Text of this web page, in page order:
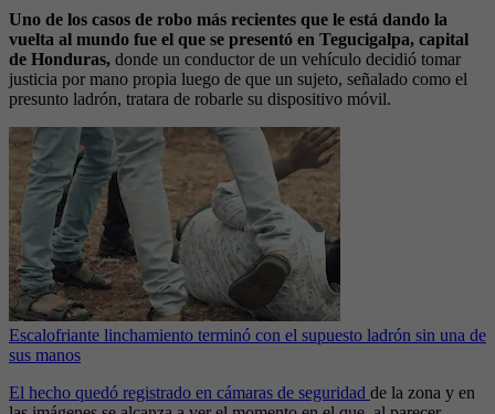
Uno de los casos de robo más recientes que le está dando la
vuelta al mundo fue el que se presentó en Tegucigalpa, capital
de Honduras, donde un conductor de un vehículo decidió tomar
justicia por mano propia luego de que un sujeto, señalado como el
presunto ladrón, tratara de robarle su dispositivo móvil.
Escalofriante linchamiento terminó con el supuesto ladrón sin una de
sus manos
El hecho quedó registrado en cámaras de seguridad de la zona y en